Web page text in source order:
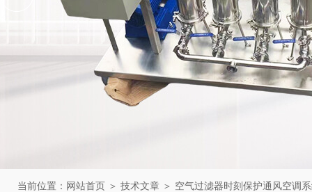
当前位置： 网站首页 ＞ 技术文章 ＞ 空气过滤器时刻保护通风空调